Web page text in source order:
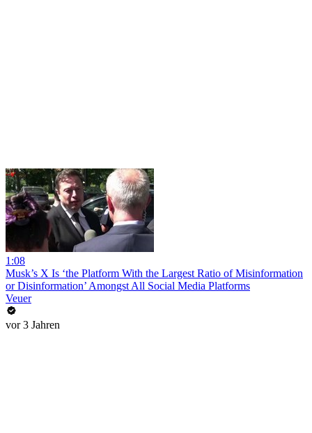
1:08
Musk’s X Is ‘the Platform With the Largest Ratio of Misinformation
or Disinformation’ Amongst All Social Media Platforms
Veuer
vor 3 Jahren